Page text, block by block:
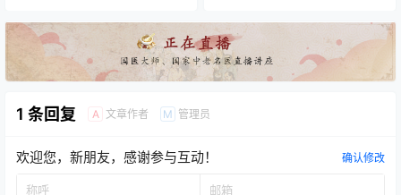
1 条回复 A 文章作者 M 管理员
欢迎您，新朋友，感谢参与互动！ 确认修改